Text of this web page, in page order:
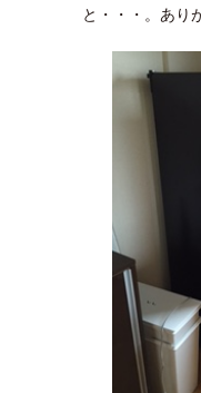
と・・・。あり